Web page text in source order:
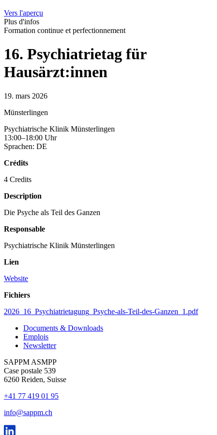
Vers l'aperçu
Plus d'infos
Formation continue et perfectionnement
16. Psychiatrietag für
Hausärzt:innen
19. mars 2026
Münsterlingen
Psychiatrische Klinik Münsterlingen
13:00–18:00 Uhr
Sprachen: DE
Crédits
4 Credits
Description
Die Psyche als Teil des Ganzen
Responsable
Psychiatrische Klinik Münsterlingen
Lien
Website
Fichiers
2026_16_Psychiatrietagung_Psyche-als-Teil-des-Ganzen_1.pdf
Documents & Downloads
Emplois
Newsletter
SAPPM ASMPP
Case postale 539
6260 Reiden, Suisse
+41 77 419 01 95
info@sappm.ch